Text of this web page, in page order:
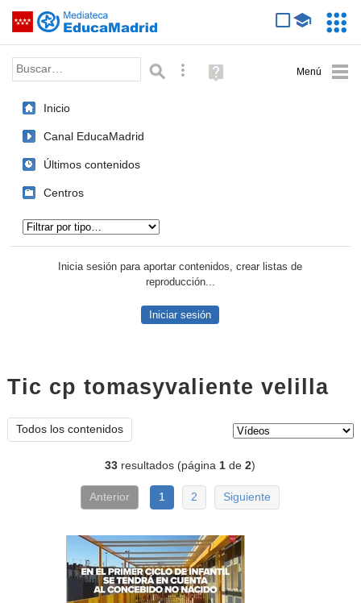
Saltar navegación
Palabra o frase: Búsqueda avanzada
Ayuda
(en
Inicio
Canal EducaMadrid
Últimos contenidos
Centros
Inicia sesión para aportar contenidos, crear listas de
reproducción...
Iniciar sesión
Tic cp tomasyvaliente velilla
Todos los contenidos
33 resultados (página1 de2)
Anterior 1 2 Siguiente